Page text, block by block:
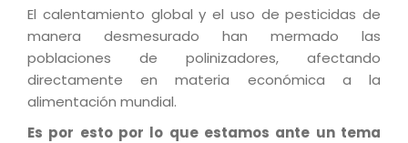
El calentamiento global y el uso de pesticidas de
manera desmesurado han mermado las
poblaciones de polinizadores, afectando
directamente en materia económica a la
alimentación mundial.
Es por esto por lo que estamos ante un tema